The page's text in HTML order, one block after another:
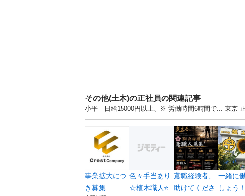
その他(土木)の正社員の関連記事
小平 日給15000円以上、※ 労働時間6時間で... 東京 正
事業拡大につ
き募集
色々手当あり
☆植木職人⭐
鳶職経験者、
助けてくださ
一緒に
しょう